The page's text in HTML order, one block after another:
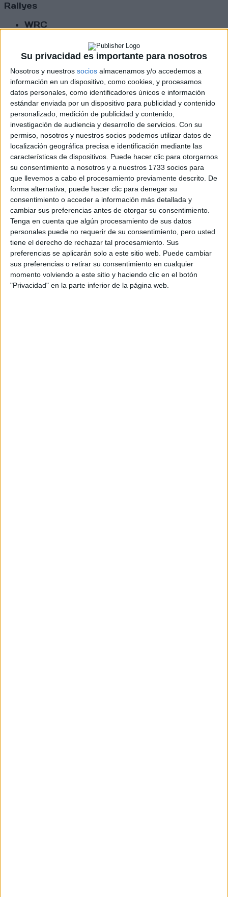
Su privacidad es importante para nosotros
Nosotros y nuestros socios almacenamos y/o accedemos a
información en un dispositivo, como cookies, y procesamos
datos personales, como identificadores únicos e información
estándar enviada por un dispositivo para publicidad y contenido
personalizado, medición de publicidad y contenido,
investigación de audiencia y desarrollo de servicios. Con su
permiso, nosotros y nuestros socios podemos utilizar datos de
localización geográfica precisa e identificación mediante las
características de dispositivos. Puede hacer clic para otorgarnos
su consentimiento a nosotros y a nuestros 1733 socios para
que llevemos a cabo el procesamiento previamente descrito. De
forma alternativa, puede hacer clic para denegar su
consentimiento o acceder a información más detallada y
cambiar sus preferencias antes de otorgar su consentimiento.
Tenga en cuenta que algún procesamiento de sus datos
personales puede no requerir de su consentimiento, pero usted
tiene el derecho de rechazar tal procesamiento. Sus
preferencias se aplicarán solo a este sitio web. Puede cambiar
sus preferencias o retirar su consentimiento en cualquier
momento volviendo a este sitio y haciendo clic en el botón
"Privacidad" en la parte inferior de la página web.
Rallyes
WRC
CERA
Internacionales
Campeonatos Autonómicos
Históricos
Dakar
RallyCross
Circuitos
F1
Fórmula E
F2 / F3 / F4
Resistencia
Indycar
Otros
Producto
Producto
Web pensada para poder ofrecer diferentes
productos propios y ajenos para que los
aficionados los puedan adquirir